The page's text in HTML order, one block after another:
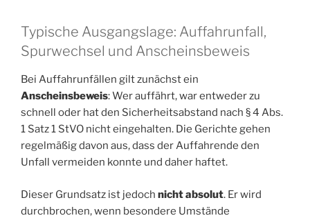
Typische Ausgangslage: Auffahrunfall,
Spurwechsel und Anscheinsbeweis
Bei Auffahrunfällen gilt zunächst ein
Anscheinsbeweis: Wer auffährt, war entweder zu
schnell oder hat den Sicherheitsabstand nach § 4 Abs.
1 Satz 1 StVO nicht eingehalten. Die Gerichte gehen
regelmäßig davon aus, dass der Auffahrende den
Unfall vermeiden konnte und daher haftet.
Dieser Grundsatz ist jedoch nicht absolut. Er wird
durchbrochen, wenn besondere Umstände